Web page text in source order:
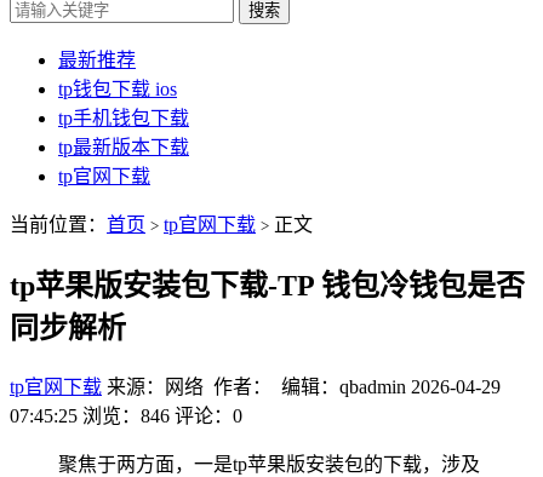
搜索
最新推荐
tp钱包下载 ios
tp手机钱包下载
tp最新版本下载
tp官网下载
当前位置： 首页 > tp官网下载 > 正文
tp苹果版安装包下载-TP 钱包冷钱包是否
同步解析
tp官网下载 来源：网络 作者： 编辑：qbadmin 2026-04-29
07:45:25 浏览：846 评论：0
聚焦于两方面，一是tp苹果版安装包的下载，涉及